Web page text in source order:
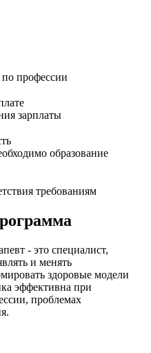
профессии
зарплаты
образование
требованиям
- это специалист,
и менять
здоровые модели
эффективна при
проблемах